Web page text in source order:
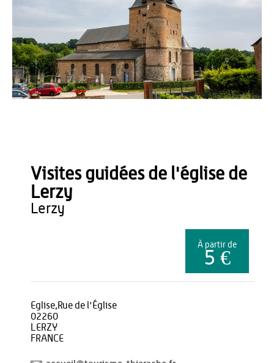
Visites guidées de l'église de
Lerzy
lerzy
À partir de
5 €
Eglise,Rue de l'Église
02260
LERZY
FRANCE